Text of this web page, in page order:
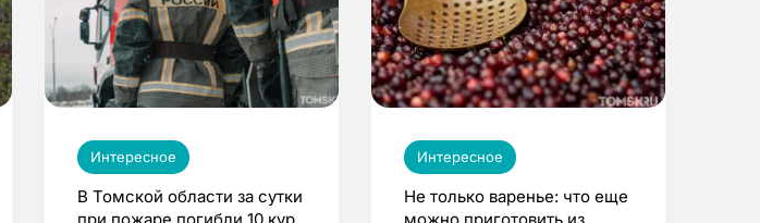
Интересное
В Томской области за сутки
Интересное
Не только варенье: что еще